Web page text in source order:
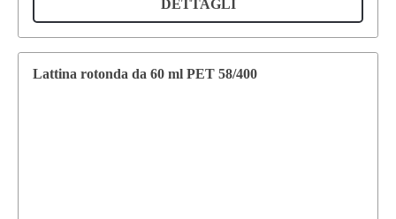
DETTAGLI
Lattina rotonda da 60 ml PET 58/400